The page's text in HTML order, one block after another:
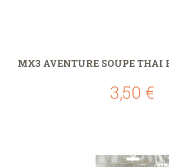
MX3 AVENTURE SOUPE THAI
3,50 €